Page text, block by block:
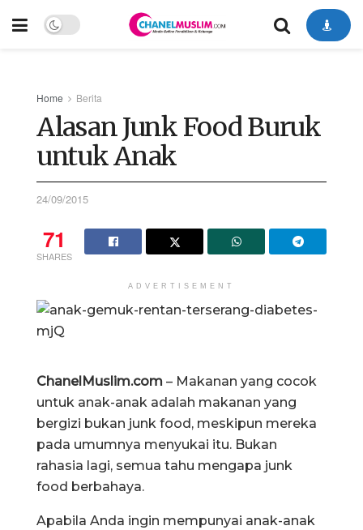
Home Berita
Alasan Junk Food Buruk
untuk Anak
24/09/2015
71
SHARES
ADVERTISEMENT
ChanelMuslim.com – Makanan yang cocok
untuk anak-anak adalah makanan yang
bergizi bukan junk food, meskipun mereka
pada umumnya menyukai itu. Bukan
rahasia lagi, semua tahu mengapa junk
food berbahaya.
Apabila Anda ingin mempunyai anak-anak